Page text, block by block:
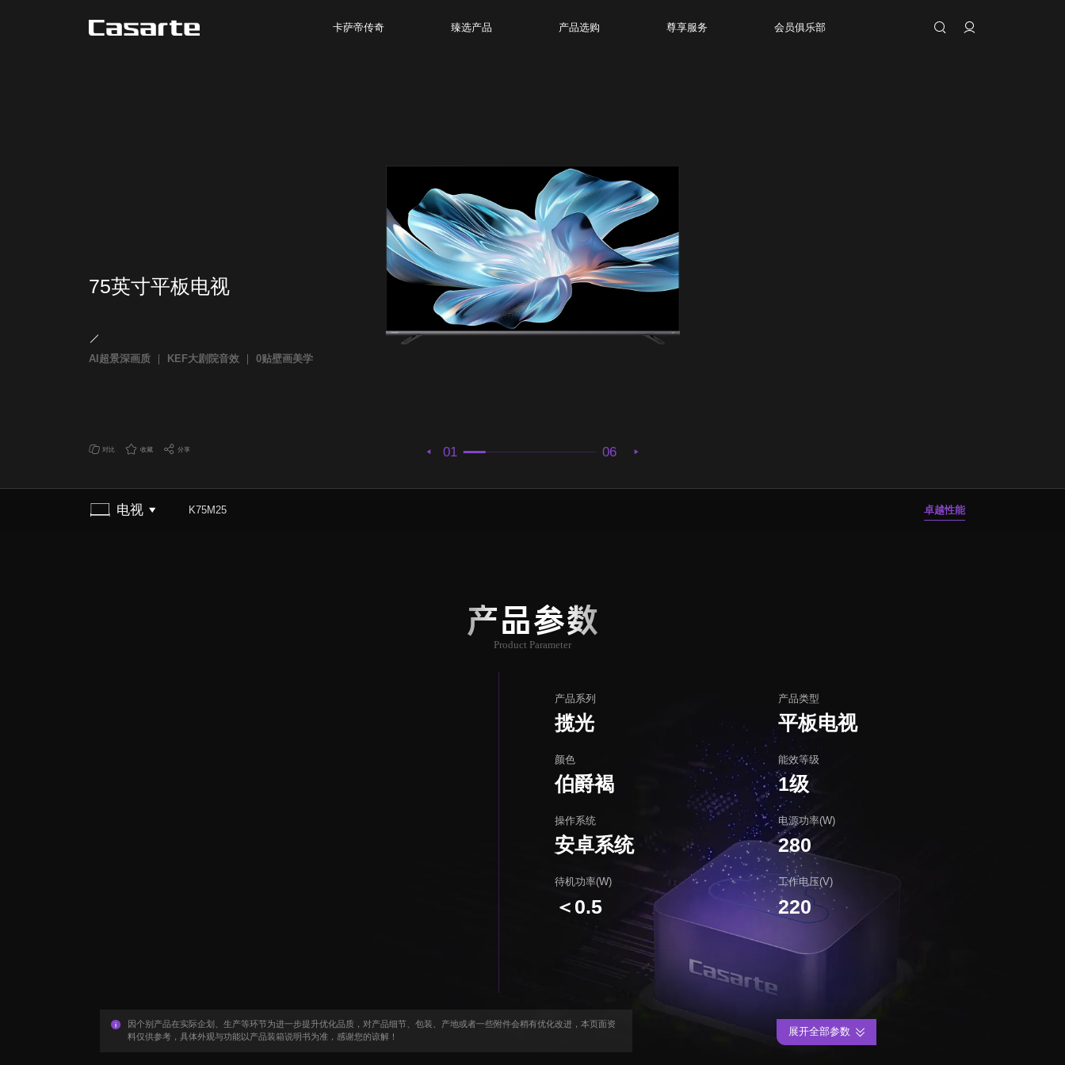
卡萨帝传奇 臻选产品 产品选购 尊享服务 会员俱乐部
01 06
75英寸平板电视
AI超景深画质 KEF大剧院音效 0贴壁画美学
对比 收藏 分享
电视 K75M25 卓越性能
产品参数
Product Parameter
产品系列
揽光
产品类型
平板电视
颜色
伯爵褐
能效等级
1级
操作系统
安卓系统
电源功率(W)
280
待机功率(W)
＜0.5
工作电压(V)
220
因个别产品在实际企划、生产等环节为进一步提升优化品质，对产品细节、包装、产地或者一些附件会稍有优化改进，本页面资
料仅供参考，具体外观与功能以产品装箱说明书为准，感谢您的谅解！
展开全部参数